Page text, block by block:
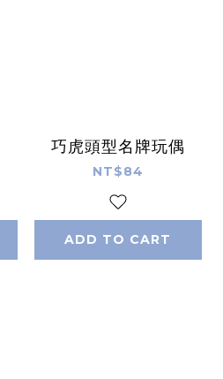
巧虎頭型名牌玩偶
NT$84
ADD TO CART